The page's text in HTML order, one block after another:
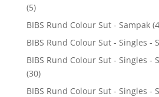
(5)
BIBS Rund Colour Sut - Sampak
BIBS Rund Colour Sut - Singles -
BIBS Rund Colour Sut - Singles -
(30)
BIBS Rund Colour Sut - Singles -